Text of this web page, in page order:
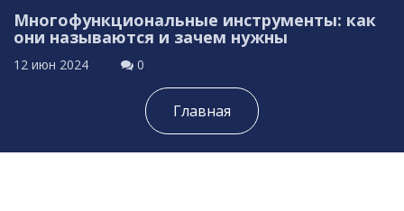
Многофункциональные инструменты: как
они называются и зачем нужны
12 июн 2024 0
Главная